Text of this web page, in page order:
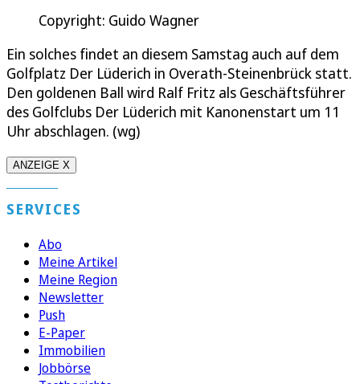
Copyright: Guido Wagner
Ein solches findet an diesem Samstag auch auf dem
Golfplatz Der Lüderich in Overath-Steinenbrück statt.
Den goldenen Ball wird Ralf Fritz als Geschäftsführer
des Golfclubs Der Lüderich mit Kanonenstart um 11
Uhr abschlagen. (wg)
ANZEIGE X
SERVICES
Abo
Meine Artikel
Meine Region
Newsletter
Push
E-Paper
Immobilien
Jobbörse